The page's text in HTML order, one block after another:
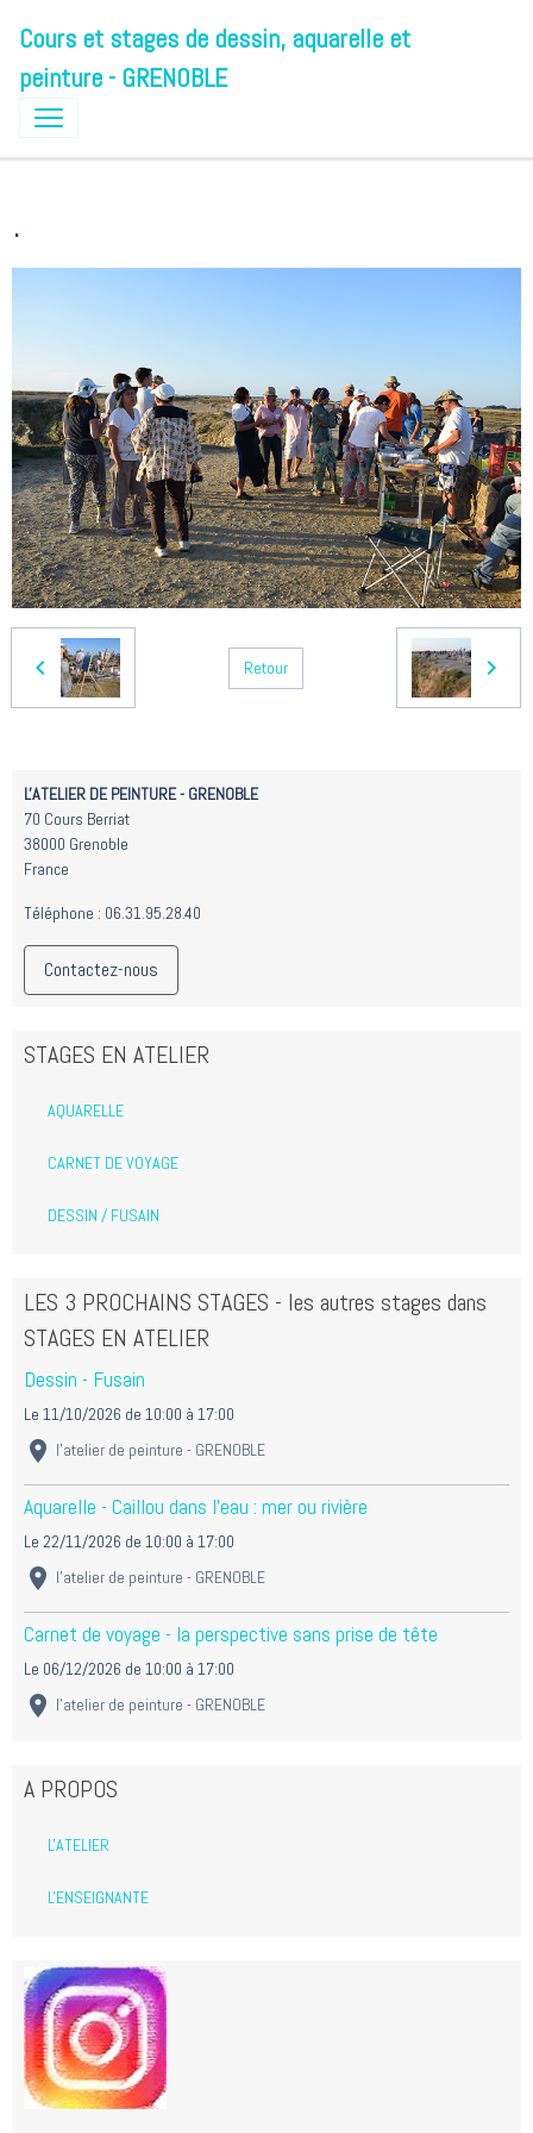
Cours et stages de dessin, aquarelle et
peinture - GRENOBLE
.
Retour
L'ATELIER DE PEINTURE - GRENOBLE
70 Cours Berriat
38000 Grenoble
France
Téléphone : 06.31.95.28.40
Contactez-nous
STAGES EN ATELIER
AQUARELLE
CARNET DE VOYAGE
DESSIN / FUSAIN
LES 3 PROCHAINS STAGES - les autres stages dans
STAGES EN ATELIER
Dessin - Fusain
Le 11/10/2026 de 10:00 à 17:00
l'atelier de peinture - GRENOBLE
Aquarelle - Caillou dans l'eau : mer ou rivière
Le 22/11/2026 de 10:00 à 17:00
l'atelier de peinture - GRENOBLE
Carnet de voyage - la perspective sans prise de tête
Le 06/12/2026 de 10:00 à 17:00
l'atelier de peinture - GRENOBLE
A PROPOS
L'ATELIER
L'ENSEIGNANTE